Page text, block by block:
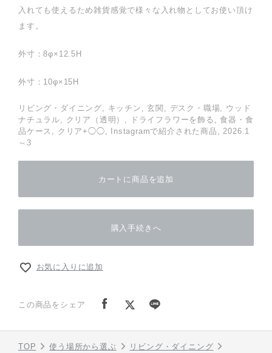
入れても使えるため雑貨感覚で様々な入れ物としてお使い頂け
ます。
外寸：8φ×12.5H
外寸：10φ×15H
リビング・ダイニング, キッチン, 玄関, デスク・職場, ウッド
ナチュラル, クリア（透明）, ドライフラワーを飾る, 食器・食
品ケース, クリア+◯◯, Instagramで紹介された商品, 2026.1
～3
カートに商品を追加
購入手続きへ
お気に入りに追加
この商品をシェア
TOP 使う場所から選ぶ
リビング・ダイニング